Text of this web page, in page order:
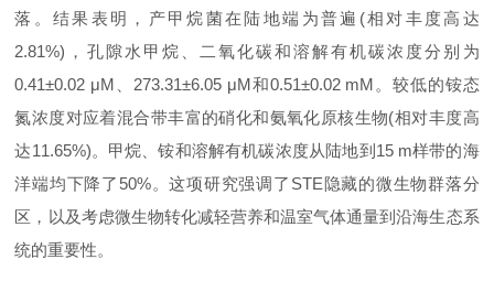
落。结果表明，产甲烷菌在陆地端为普遍(相对丰度高达
2.81%)，孔隙水甲烷、二氧化碳和溶解有机碳浓度分别为
0.41±0.02 μM、273.31±6.05 μM和0.51±0.02 mM。较低的铵态
氮浓度对应着混合带丰富的硝化和氨氧化原核生物(相对丰度高
达11.65%)。甲烷、铵和溶解有机碳浓度从陆地到15 m样带的海
洋端均下降了50%。这项研究强调了STE隐藏的微生物群落分
区，以及考虑微生物转化减轻营养和温室气体通量到沿海生态系
统的重要性。